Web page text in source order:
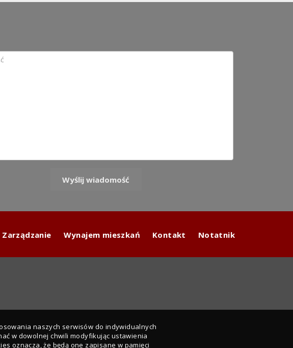
Zarządzanie Wynajem mieszkań Kontakt Notatnik
naszych serwisów do indywidualnych
w dowolnej chwili modyfikując ustawienia
oznacza, że będą one zapisane w pamięci